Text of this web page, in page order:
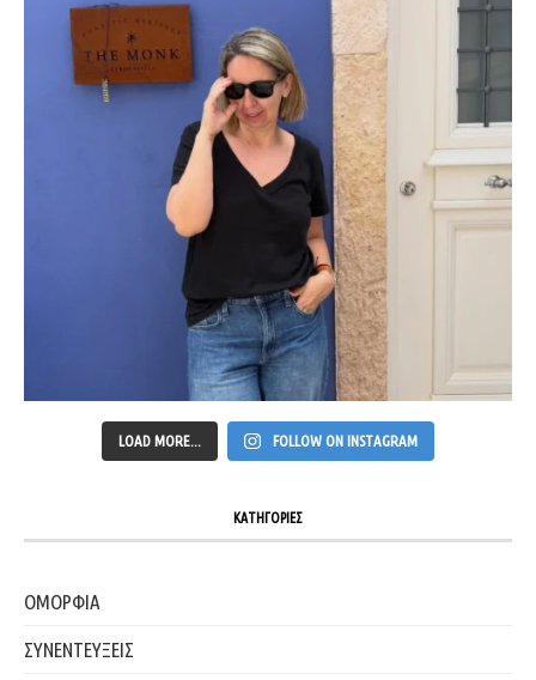
LOAD MORE... FOLLOW ON INSTAGRAM
ΚΑΤΗΓΟΡΙΕΣ
ΟΜΟΡΦΙΑ
ΣΥΝΕΝΤΕΥΞΕΙΣ